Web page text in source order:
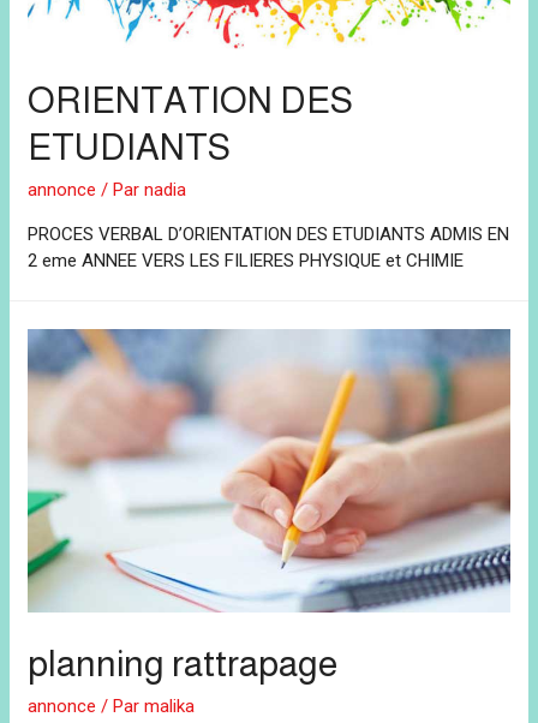
ORIENTATION DES
ETUDIANTS
annonce / Parnadia
PROCES VERBAL D’ORIENTATION DES ETUDIANTS ADMIS EN
2 eme ANNEE VERS LES FILIERES PHYSIQUE et CHIMIE
planning rattrapage
annonce / Parmalika